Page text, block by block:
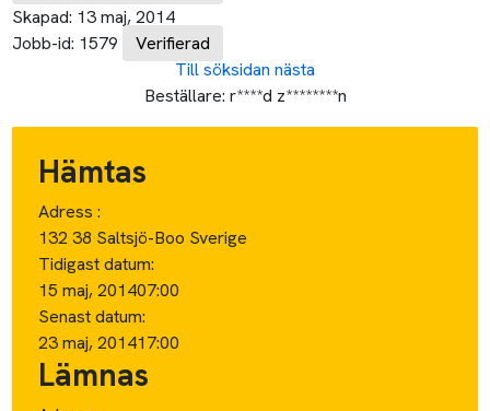
Skapad: 13 maj, 2014
Jobb-id: 1579 Verifierad
Till söksidan nästa
Beställare: r****d z********n
Hämtas
Adress :
132 38 Saltsjö-Boo Sverige
Tidigast datum:
15 maj, 201407:00
Senast datum:
23 maj, 201417:00
Lämnas